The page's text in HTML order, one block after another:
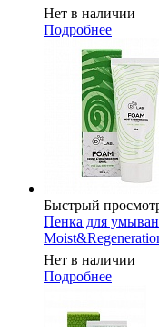
Нет в наличии
Подробнее
Быстрый
Пенка для
Нет в наличии
Подробнее